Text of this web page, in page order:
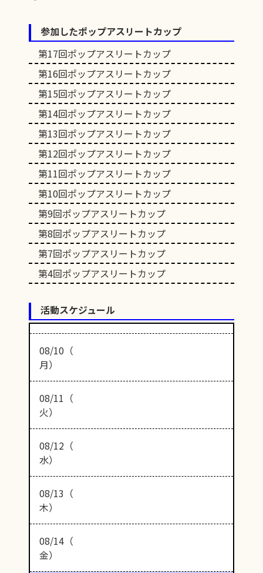
参加したポップアスリートカップ
第17回ポップアスリートカップ
第16回ポップアスリートカップ
第15回ポップアスリートカップ
第14回ポップアスリートカップ
第13回ポップアスリートカップ
第12回ポップアスリートカップ
第11回ポップアスリートカップ
第10回ポップアスリートカップ
第9回ポップアスリートカップ
第8回ポップアスリートカップ
第7回ポップアスリートカップ
第4回ポップアスリートカップ
活動スケジュール
08/10（
月）
08/11（
火）
08/12（
水）
08/13（
木）
08/14（
金）